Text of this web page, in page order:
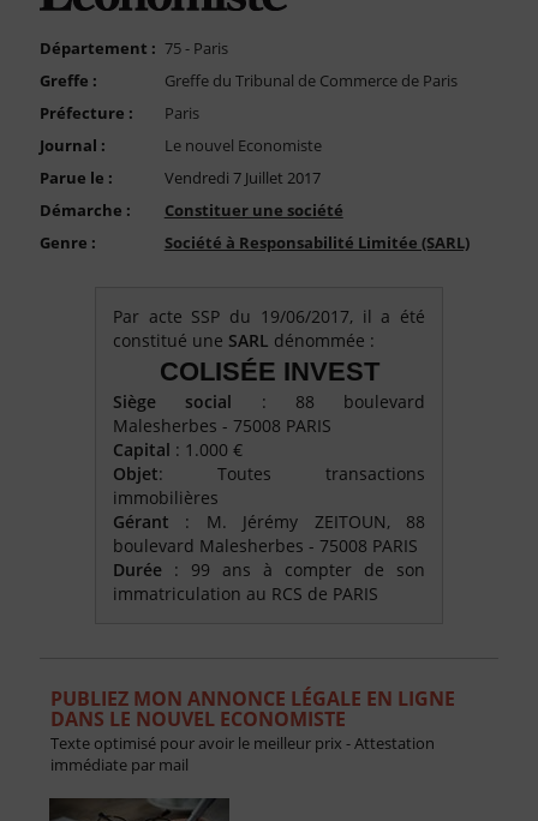
Compte PRO
Département : 75 - Paris
Greffe :
Greffe du Tribunal de Commerce de Paris
Préfecture :
Paris
Journal :
Le nouvel Economiste
Parue le :
Vendredi 7 Juillet 2017
Démarche :
Constituer une société
Genre :
Société à Responsabilité Limitée (SARL)
Par acte SSP du 19/06/2017, il a été
constitué une SARL dénommée :
COLISÉE INVEST
Siège social : 88 boulevard
Malesherbes - 75008 PARIS
Capital : 1.000 €
Objet: Toutes transactions
immobilières
Gérant : M. Jérémy ZEITOUN, 88
boulevard Malesherbes - 75008 PARIS
Durée : 99 ans à compter de son
immatriculation au RCS de PARIS
PUBLIEZ MON ANNONCE LÉGALE EN LIGNE
DANS LE NOUVEL ECONOMISTE
Texte optimisé pour avoir le meilleur prix - Attestation
immédiate par mail